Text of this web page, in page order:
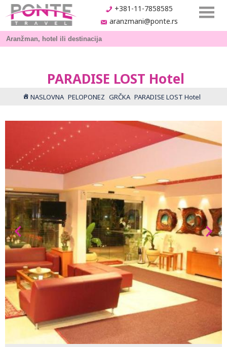
+381-11-7858585
aranzmani@ponte.rs
PARADISE LOST Hotel
NASLOVNA PELOPONEZ GRČKA PARADISE LOST Hotel